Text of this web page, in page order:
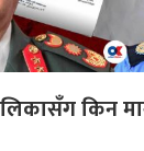
किन